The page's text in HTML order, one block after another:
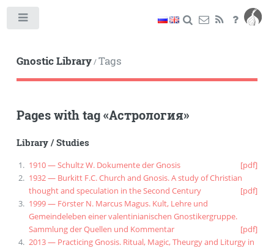
Gnostic Library/Tags
Pages with tag«Астрология»
Library/Studies
1910 — Schultz W. Dokumente der Gnosis
[pdf]
1932 — Burkitt F.C. Church and Gnosis. A study of Christian
thought and speculation in the Second Century
[pdf]
1999 — Förster N. Marcus Magus. Kult, Lehre und
Gemeindeleben einer valentinianischen Gnostikergruppe.
Sammlung der Quellen und Kommentar
[pdf]
2013 — Practicing Gnosis. Ritual, Magic, Theurgy and Liturgy in